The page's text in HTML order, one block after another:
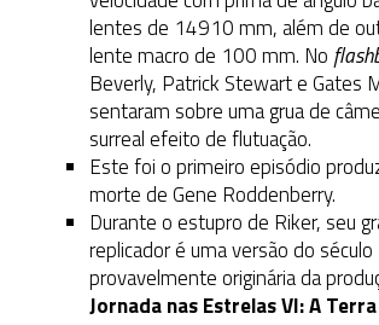
lentes de 14910 mm, além de
lente macro de 100 mm. No
Beverly, Patrick Stewart e Gates
sentaram sobre uma grua de
surreal efeito de flutuação.
Este foi o primeiro episódio
morte de Gene Roddenberry.
Durante o estupro de Riker, seu
replicador é uma versão do
provavelmente originária da
Jornada nas Estrelas VI: A Terra